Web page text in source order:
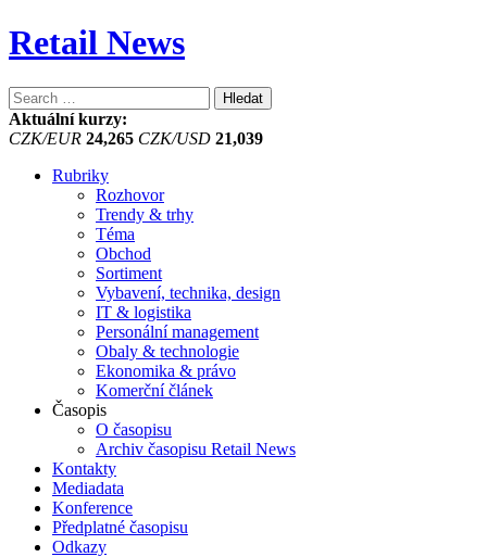
Retail News
Vyhledávání
Aktuální kurzy:
CZK/EUR 24,265 CZK/USD 21,039
Rubriky
Rozhovor
Trendy & trhy
Téma
Obchod
Sortiment
Vybavení, technika, design
IT & logistika
Personální management
Obaly & technologie
Ekonomika & právo
Komerční článek
Časopis
O časopisu
Archiv časopisu Retail News
Kontakty
Mediadata
Konference
Předplatné časopisu
Odkazy